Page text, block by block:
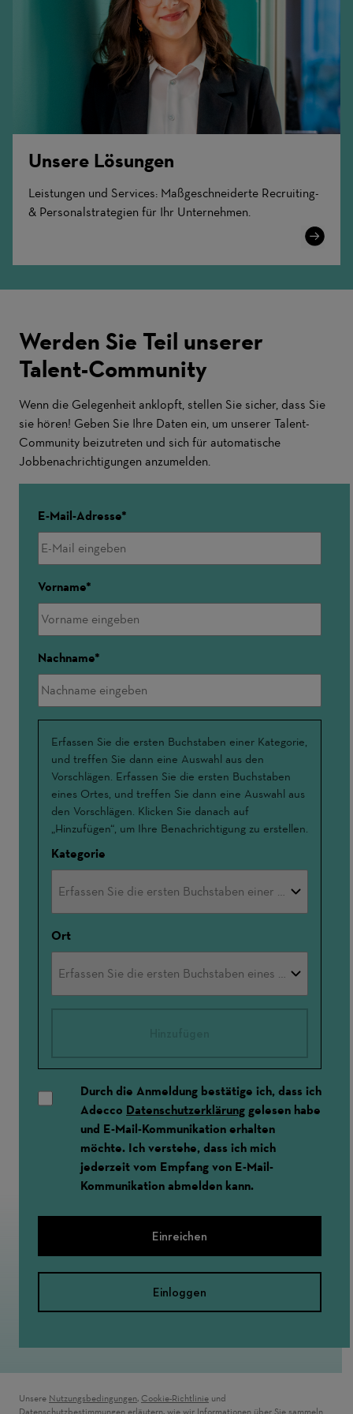
Unsere Lösungen
Leistungen und Services: Maßgeschneiderte Recruiting-
& Personalstrategien für Ihr Unternehmen.
Learn
Werden Sie Teil unserer
Talent-Community
Wenn die Gelegenheit anklopft, stellen Sie sicher, dass Sie
sie hören! Geben Sie Ihre Daten ein, um unserer Talent-
Community beizutreten und sich für automatische
Jobbenachrichtigungen anzumelden.
E-Mail-Adresse
Vorname
Nachname
Interessensschwerpunkte
Erfassen Sie die ersten Buchstaben einer Kategorie,
und treffen Sie dann eine Auswahl aus den
Vorschlägen. Erfassen Sie die ersten Buchstaben
eines Ortes, und treffen Sie dann eine Auswahl aus
den Vorschlägen. Klicken Sie danach auf
„Hinzufügen“, um Ihre Benachrichtigung zu erstellen.
Kategorie
Ort
Durch die Anmeldung bestätige ich, dass ich
Adecco Datenschutzerklärung gelesen habe
und E-Mail-Kommunikation erhalten
möchte. Ich verstehe, dass ich mich
jederzeit vom Empfang von E-Mail-
Kommunikation abmelden kann.
Einreichen
Einloggen
Unsere Nutzungsbedingungen, Cookie-Richtlinie und
Datenschutzbestimmungen erläutern, wie wir Informationen über Sie sammeln